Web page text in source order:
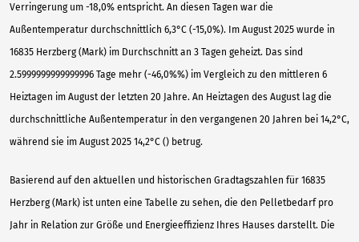
Verringerung um -18,0% entspricht. An diesen Tagen war die
Außentemperatur durchschnittlich 6,3°C (-15,0%). Im August 2025 wurde in
16835 Herzberg (Mark) im Durchschnitt an 3 Tagen geheizt. Das sind
2.5999999999999996 Tage mehr (-46,0%%) im Vergleich zu den mittleren 6
Heiztagen im August der letzten 20 Jahre. An Heiztagen des August lag die
durchschnittliche Außentemperatur in den vergangenen 20 Jahren bei 14,2°C,
während sie im August 2025 14,2°C () betrug.
Basierend auf den aktuellen und historischen Gradtagszahlen für 16835
Herzberg (Mark) ist unten eine Tabelle zu sehen, die den Pelletbedarf pro
Jahr in Relation zur Größe und Energieeffizienz Ihres Hauses darstellt. Die